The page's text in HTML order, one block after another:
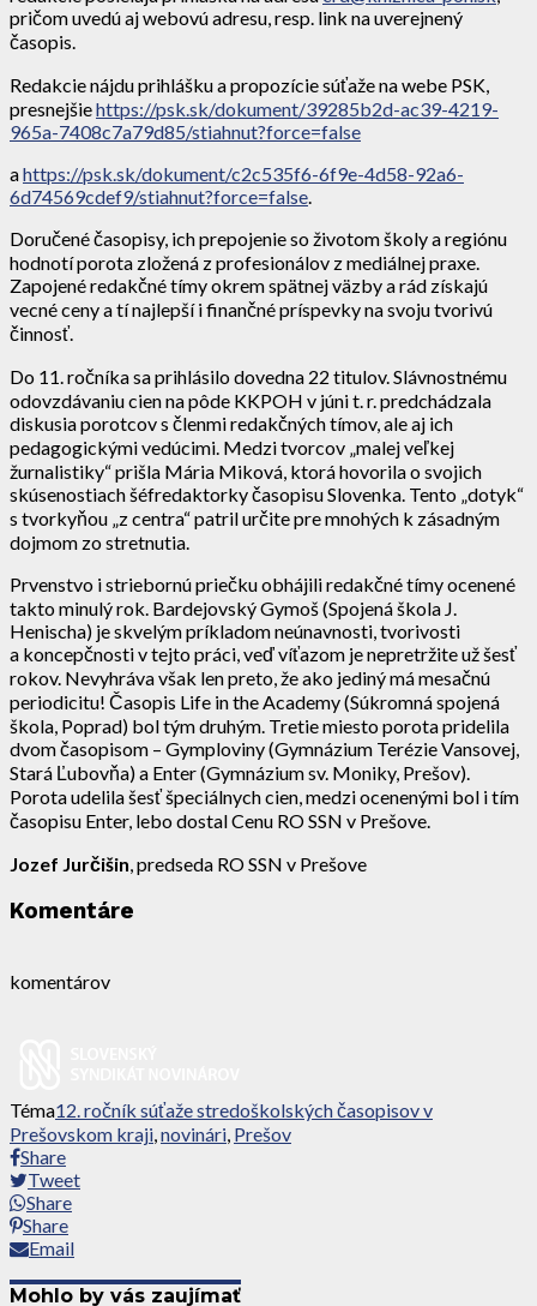
pričom uvedú aj webovú adresu, resp. link na uverejnený
časopis.
Redakcie nájdu prihlášku a propozície súťaže na webe PSK,
presnejšiehttps://psk.sk/dokument/39285b2d-ac39-4219-
965a-7408c7a79d85/stiahnut?force=false
ahttps://psk.sk/dokument/c2c535f6-6f9e-4d58-92a6-
6d74569cdef9/stiahnut?force=false
Doručené časopisy, ich prepojenie so životom školy a regiónu
hodnotí porota zložená z profesionálov z mediálnej praxe.
Zapojené redakčné tímy okrem spätnej väzby a rád získajú
vecné ceny a tí najlepší i finančné príspevky na svoju tvorivú
činnosť.
Do 11. ročníka sa prihlásilo dovedna 22 titulov. Slávnostnému
odovzdávaniu cien na pôde KKPOH v júni t. r. predchádzala
diskusia porotcov s členmi redakčných tímov, ale aj ich
pedagogickými vedúcimi. Medzi tvorcov „malej veľkej
žurnalistiky“ prišla Mária Miková, ktorá hovorila o svojich
skúsenostiach šéfredaktorky časopisu Slovenka. Tento „dotyk“
s tvorkyňou „z centra“ patril určite pre mnohých k zásadným
dojmom zo stretnutia.
Prvenstvo i striebornú priečku obhájili redakčné tímy ocenené
takto minulý rok. Bardejovský Gymoš (Spojená škola J.
Henischa) je skvelým príkladom neúnavnosti, tvorivosti
a koncepčnosti v tejto práci, veď víťazom je nepretržite už šesť
rokov. Nevyhráva však len preto, že ako jediný má mesačnú
periodicitu! Časopis Life in the Academy (Súkromná spojená
škola, Poprad) bol tým druhým. Tretie miesto porota pridelila
dvom časopisom – Gymploviny (Gymnázium Terézie Vansovej,
Stará Ľubovňa) a Enter (Gymnázium sv. Moniky, Prešov).
Porota udelila šesť špeciálnych cien, medzi ocenenými bol i tím
časopisu Enter, lebo dostal Cenu RO SSN v Prešove.
Jozef Jurčišin , predseda RO SSN v Prešove
Komentáre
komentárov
Téma12. ročník súťaže stredoškolských časopisov v
Prešovskom kraji,novinári, Prešov
Share
Tweet
Share
Share
Email
Mohlo by vás zaujímať